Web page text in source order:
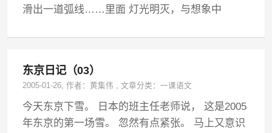
滑出一道弧线……里面 灯光明灭，与想象中
东京日记（03）
2005-01-26, 作者：黄集伟 ,文章分类：一课语文
今天东京下雪。 日本的班主任老师说， 这是2005
年东京的第一场雪。 忽然有点紧张。 马上又意识